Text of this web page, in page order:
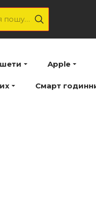
Apple
Смарт